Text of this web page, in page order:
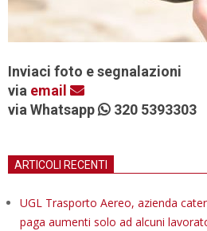
Inviaci foto e segnalazioni
via email
via Whatsapp
320 5393303
ARTICOLI RECENTI
UGL Trasporto Aereo, azienda
paga aumenti solo ad alcuni